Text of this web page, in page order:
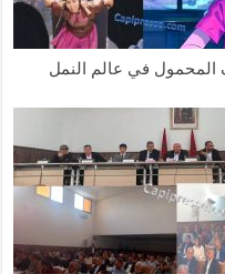
المحمول في عالم النمل